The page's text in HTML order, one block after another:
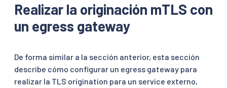
Realizar la originación mTLS con
un egress gateway
De forma similar a la sección anterior, esta sección
describe cómo configurar un egress gateway para
realizar la TLS origination para un service externo,